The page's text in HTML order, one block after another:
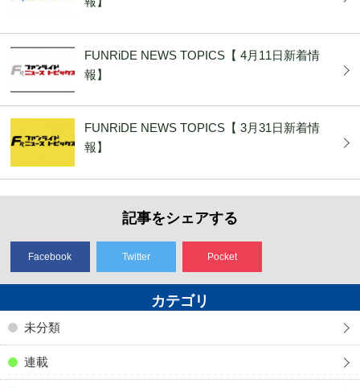
FUNRiDE NEWS TOPICS【 4月11日新着情
報】
FUNRiDE NEWS TOPICS【 3月31日新着情
報】
記事をシェアする
Facebook Twitter Pocket
カテゴリ
未分類
連載